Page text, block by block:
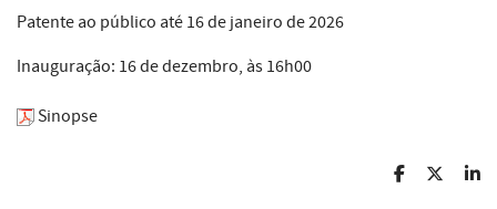
Patente ao público até 16 de janeiro de 2026
Inauguração: 16 de dezembro, às 16h00
Sinopse